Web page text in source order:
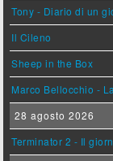
Tony - Diario di un
Il Cileno
Sheep in the Box
Marco Bellocchio -
28 agosto 2026
Terminator 2 - Il